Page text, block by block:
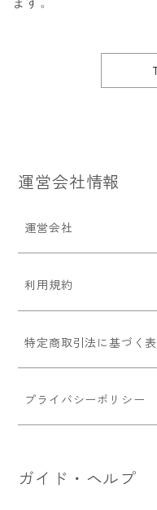
運営会社情報
運営会社
利用規約
特定商取引法に基づく
プライバシーポリシー
ガイド・ヘルプ